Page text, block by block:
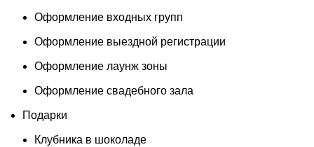
Оформление входных групп
Оформление выездной регистрации
Оформление лаунж зоны
Оформление свадебного зала
Подарки
Клубника в шоколаде